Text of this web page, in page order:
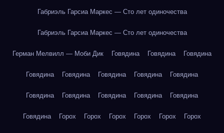
Габриэль Гарсиа Маркес — Сто лет одиночества
Габриэль Гарсиа Маркес — Сто лет одиночества
Герман Мелвилл — Моби Дик Говядина Говядина Говядина
Говядина Говядина Говядина Говядина Говядина
Говядина Говядина Говядина Говядина Говядина
Говядина Горох Горох Горох Горох Горох Горох